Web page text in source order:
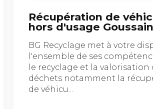
Récupération de
hors d'usage
BG Recyclage met à votre
l'ensemble de ses
le recyclage et la valorisation
déchets notamment la
de véhicu...